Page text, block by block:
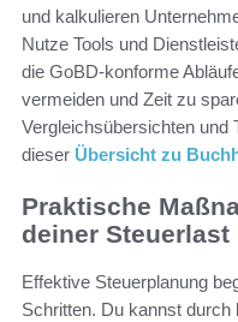
und kalkulieren
Nutze Tools und
die GoBD-konforme
vermeiden und Zeit zu
Vergleichsübersichten und
dieser Übersicht zu
Praktische
deiner Steuerlast
Effektive Steuerplanung
Schritten. Du kannst durch